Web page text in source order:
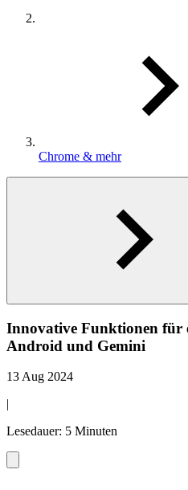
Chrome & mehr
Innovative Funktionen für
Android und Gemini
13 Aug 2024
|
Lesedauer: 5 Minuten